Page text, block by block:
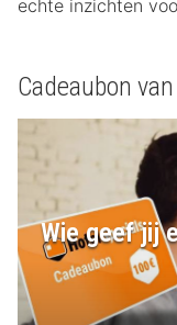
echte inzichten
Cadeaubon
Wie geef jij